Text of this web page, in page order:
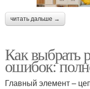
читать дальше →
Как выбрать
ошибок:
Главный элемент –